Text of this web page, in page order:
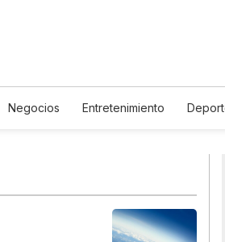
Negocios Entretenimiento